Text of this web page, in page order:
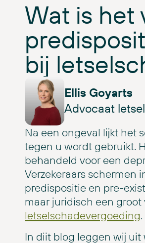
Wat is het
bij
Ellis Goyarts
Advocaat
Na een ongeval lijkt het
tegen u wordt gebruikt.
behandeld voor een
Verzekeraars schermen
predispositie en pre-
maar juridisch een
letselschadevergoeding.
In diit blog leggen wij